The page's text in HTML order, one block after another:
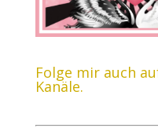
Folge mir auch
Kanäle.